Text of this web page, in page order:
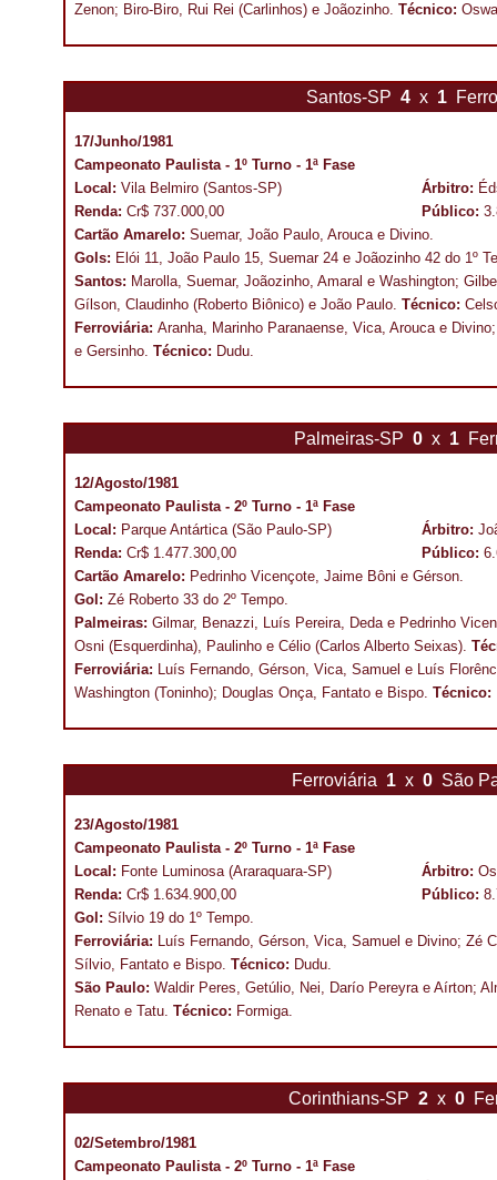
Zenon; Biro-Biro, Rui Rei (Carlinhos) e Joãozinho. Técnico:
Santos-SP 4 x 1
17/Junho/1981
Campeonato Paulista - 1º Turno - 1ª Fase
Local: Vila Belmiro (Santos-SP) Árbitro:
Renda: Cr$ 737.000,00 Público:
Cartão Amarelo: Suemar, João Paulo, Arouca e Divino.
Gols: Elói 11, João Paulo 15, Suemar 24 e Joãozinho 42 do 1º
Santos: Marolla, Suemar, Joãozinho, Amaral e Washington;
Gílson, Claudinho (Roberto Biônico) e João Paulo. Técnico:
Ferroviária: Aranha, Marinho Paranaense, Vica, Arouca e
e Gersinho. Técnico: Dudu.
Palmeiras-SP 0 x 1
12/Agosto/1981
Campeonato Paulista - 2º Turno - 1ª Fase
Local: Parque Antártica (São Paulo-SP) Árbitro:
Renda: Cr$ 1.477.300,00 Público:
Cartão Amarelo: Pedrinho Vicençote, Jaime Bôni e Gérson.
Gol: Zé Roberto 33 do 2º Tempo.
Palmeiras: Gilmar, Benazzi, Luís Pereira, Deda e Pedrinho
Osni (Esquerdinha), Paulinho e Célio (Carlos Alberto Seixas).
Ferroviária: Luís Fernando, Gérson, Vica, Samuel e Luís
Washington (Toninho); Douglas Onça, Fantato e Bispo. Técnico:
Ferroviária 1 x 0 São
23/Agosto/1981
Campeonato Paulista - 2º Turno - 1ª Fase
Local: Fonte Luminosa (Araraquara-SP) Árbitro:
Renda: Cr$ 1.634.900,00 Público:
Gol: Sílvio 19 do 1º Tempo.
Ferroviária: Luís Fernando, Gérson, Vica, Samuel e Divino; Zé
Sílvio, Fantato e Bispo. Técnico: Dudu.
São Paulo: Waldir Peres, Getúlio, Nei, Darío Pereyra e Aírton;
Renato e Tatu. Técnico: Formiga.
Corinthians-SP 2 x 0
02/Setembro/1981
Campeonato Paulista - 2º Turno - 1ª Fase